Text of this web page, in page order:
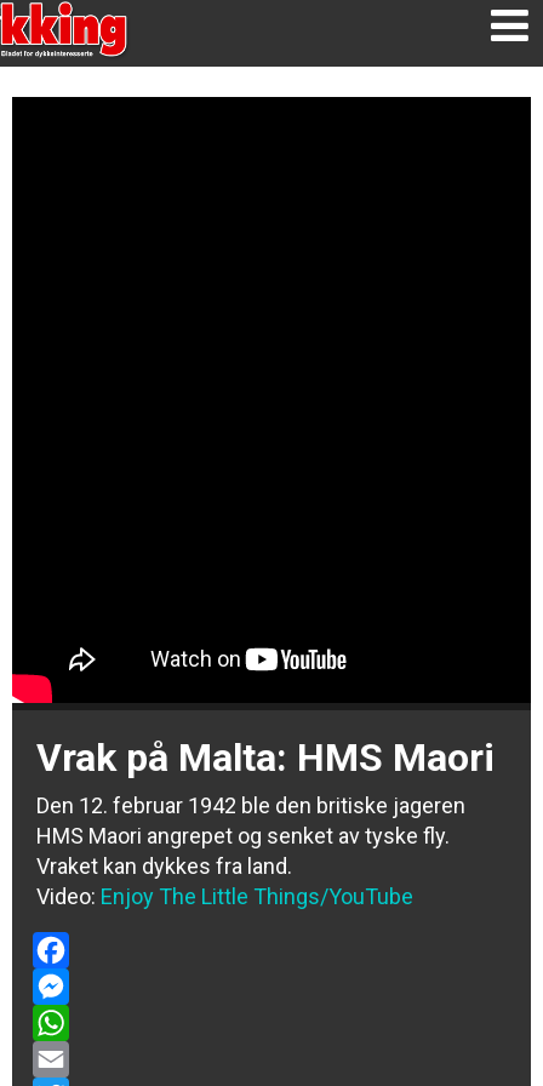
Vrak på Malta: HMS Maori
Den 12. februar 1942 ble den britiske jageren
HMS Maori angrepet og senket av tyske fly.
Vraket kan dykkes fra land.
Video: Enjoy The Little Things/YouTube
Facebook
Messenger
WhatsApp